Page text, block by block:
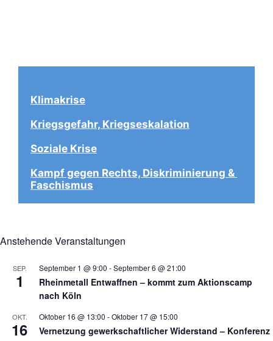
Klimakrise
Kriegsgefahr, Kriegseskalation
Soziale Krise
Kampf gegen Rechts, Diskriminierung &
Faschismus
Anstehende Veranstaltungen
SEP.
1
September 1 @ 9:00 -September 6 @ 21:00
Rheinmetall Entwaffnen – kommt zum Aktionscamp
nach Köln
OKT.
16
Oktober 16 @ 13:00 -Oktober 17 @ 15:00
Vernetzung gewerkschaftlicher Widerstand – Konferenz